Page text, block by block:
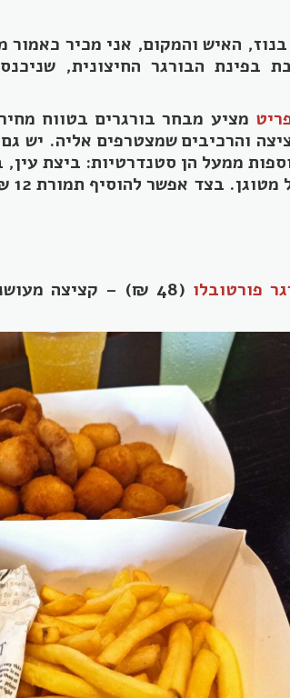
האיש והמקום, אני מכיר כאמור
בפינת הבורגר החיצונית,
והרכיבים שמצטרפים אליה. יש
ממעל הן סטנדרטיות: ביצת עין,
פורטובלו